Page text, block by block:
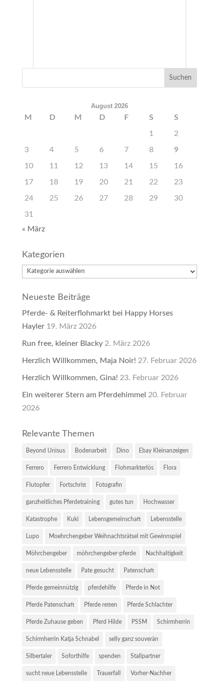
August 2026
M D M D F S S
1 2
3 4 5 6 7 8 9
10 11 12 13 14 15 16
17 18 19 20 21 22 23
24 25 26 27 28 29 30
31
« März
Kategorien
Kategorien
Neueste Beiträge
Pferde- & Reiterflohmarkt bei Happy Horses
Hayler 19. März 2026
Run free, kleiner Blacky 2. März 2026
Herzlich Willkommen, Maja Noir! 27. Februar 2026
Herzlich Willkommen, Gina! 23. Februar 2026
Ein weiterer Stern am Pferdehimmel 20. Februar
2026
Relevante Themen
Beyond Unisus Bodenarbeit Dino Ebay Kleinanzeigen
Ferrero Ferrero Entwicklung Flohmarkterlös Flora
Flutopfer Fortschritt Fotografin
ganzheitliches Pferdetraining gutes tun Hochwasser
Katastrophe Kuki Lebensgemeinschaft Lebensstelle
Lupo Moehrchengeber Weihnachtsrätsel mit Gewinnspiel
Möhrchengeber möhrchengeber-pferde Nachhaltigkeit
neue Lebensstelle Pate gesucht Patenschaft
Pferde gemeinnützig pferdehilfe Pferde in Not
Pferde Patenschaft Pferde retten Pferde Schlachter
Pferde Zuhause geben Pferd Hilde PSSM Schirmherrin
Schirmherrin Katja Schnabel selly ganz souverän
Silbertaler Soforthilfe spenden Stallpartner
sucht neue Lebensstelle Trauerfall Vorher-Nachher